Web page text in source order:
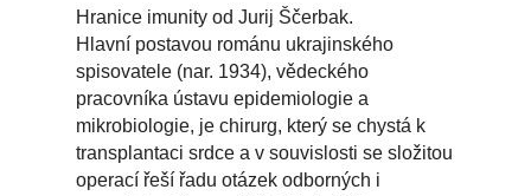
Hranice imunity od Jurij Ščerbak.
Hlavní postavou románu ukrajinského
spisovatele (nar. 1934), vědeckého
pracovníka ústavu epidemiologie a
mikrobiologie, je chirurg, který se chystá k
transplantaci srdce a v souvislosti se složitou
operací řeší řadu otázek odborných i